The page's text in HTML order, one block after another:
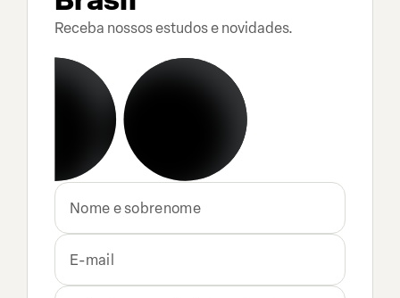
Receba nossos estudos e novidades.